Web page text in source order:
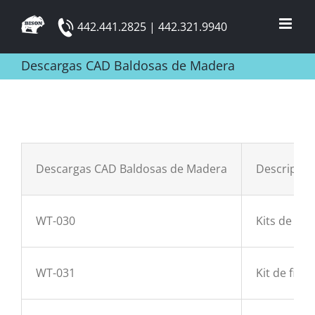
content
442.441.2825 | 442.321.9940
Descargas CAD Baldosas de Madera
Descargas CAD Baldosas de Madera
WT-030 Kits de
WT-031 Kit de